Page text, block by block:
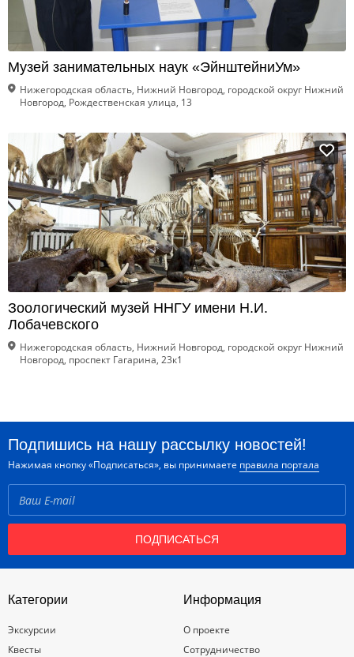
Музей занимательных наук «ЭйнштейниУм»
Нижегородская область, Нижний Новгород, городской округ Нижний
Новгород, Рождественская улица, 13
Зоологический музей ННГУ имени Н.И.
Лобачевского
Нижегородская область, Нижний Новгород, городской округ Нижний
Новгород, проспект Гагарина, 23к1
Подпишись на нашу рассылку новостей!
Нажимая кнопку «Подписаться», вы принимаете правила портала
ПОДПИСАТЬСЯ
Категории
Экскурсии
Квесты
Информация
О проекте
Сотрудничество